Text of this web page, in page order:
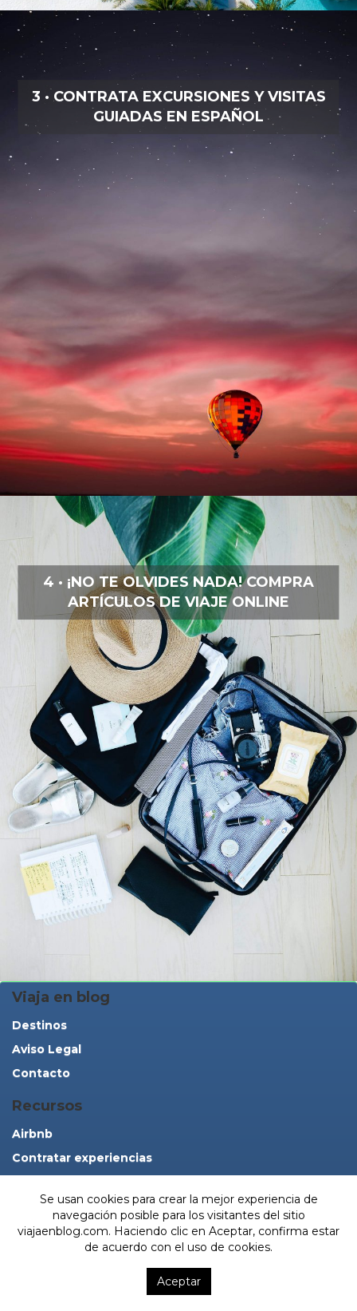
3 · CONTRATA EXCURSIONES Y VISITAS
GUIADAS EN ESPAÑOL
4 · ¡NO TE OLVIDES NADA! COMPRA
ARTÍCULOS DE VIAJE ONLINE
Viaja en blog
Destinos
Aviso Legal
Contacto
Recursos
Airbnb
Contratar experiencias
Sígueme
Se usan cookies para crear la mejor experiencia de
navegación posible para los visitantes del sitio
viajaenblog.com. Haciendo clic en Aceptar, confirma estar
de acuerdo con el uso de cookies.
Aceptar